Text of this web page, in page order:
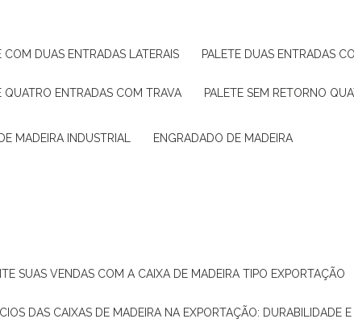
COM DUAS ENTRADAS LATERAIS PALETE DUAS ENTRADAS
QUATRO ENTRADAS COM TRAVA PALETE SEM RETORNO
DE MADEIRA INDUSTRIAL ENGRADADO DE MADEIRA
SUAS VENDAS COM A CAIXA DE MADEIRA TIPO EXPORTAÇÃO
DAS CAIXAS DE MADEIRA NA EXPORTAÇÃO: DURABILIDADE